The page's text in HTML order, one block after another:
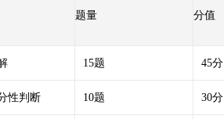
题量 分值
15题 45分
性判断 10题 30分